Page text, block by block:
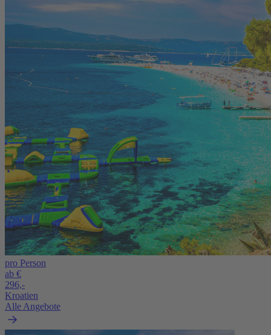
pro Person
ab €
296,-
Kroatien
Alle Angebote